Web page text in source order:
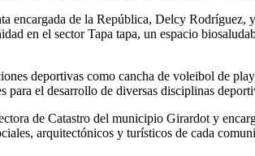
encargada de la República, Delcy
en el sector Tapa tapa, un espacio
deportivas como cancha de voleibol de
para el desarrollo de diversas disciplinas
de Catastro del municipio Girardot y
arquitectónicos y turísticos de cada